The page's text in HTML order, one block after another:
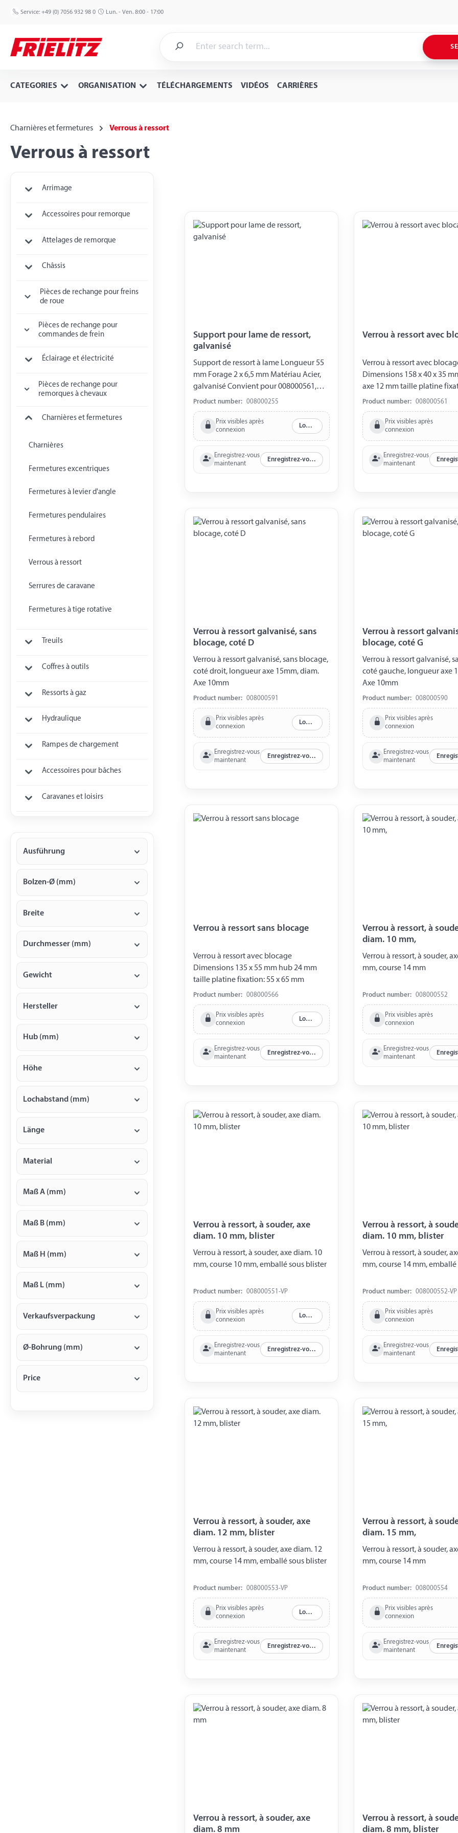
to main content
Skip to search
Skip to main navigation
Service: +49 (0) 7056 932 98 0 Lun. - Ven. 8:00 - 17:00
CATEGORIES ORGANISATION TÉLÉCHARGEMENTS VIDÉOS CARRIÈRES
Charnières et fermetures Verrous à ressort
Verrous à ressort
Arrimage
Accessoires pour remorque
Attelages de remorque
Châssis
Pièces de rechange pour freins
de roue
Pièces de rechange pour
commandes de frein
Éclairage et électricité
Pièces de rechange pour
remorques à chevaux
Charnières et fermetures
Charnières
Fermetures excentriques
Fermetures à levier d'angle
Fermetures pendulaires
Fermetures à rebord
Verrous à ressort
Serrures de caravane
Fermetures à tige rotative
Treuils
Coffres à outils
Ressorts à gaz
Hydraulique
Rampes de chargement
Accessoires pour bâches
Caravanes et loisirs
Ausführung
Bolzen-Ø (mm)
Breite
Durchmesser (mm)
Gewicht
Hersteller
Hub (mm)
Höhe
Lochabstand (mm)
Länge
Material
Maß A (mm)
Maß B (mm)
Maß H (mm)
Maß L (mm)
Verkaufsverpackung
Ø-Bohrung (mm)
Price
Support pour lame de ressort,
galvanisé
Support de ressort à lame Longueur 55
mm Forage 2 x 6,5 mm Matériau Acier,
galvanisé Convient pour 008000561,
008000562, 008000563
Product number: 008000255
Prix visibles après
connexion
Log in
Enregistrez-vous
maintenant
Enregistrez-vous maintenant
Verrou à ressort avec
Verrou à ressort avec
Dimensions 158 x 40 x 35
axe 12 mm taille platine fixation: 75 x 40
Product number: 008000561
Prix visibles après
connexion
Enregistrez-vous
maintenant
Verrou à ressort galvanisé, sans
blocage, coté D
Verrou à ressort galvanisé, sans blocage,
coté droit, longueur axe 15mm, diam.
Axe 10mm
Product number: 008000591
Prix visibles après
connexion
Log in
Enregistrez-vous
maintenant
Enregistrez-vous maintenant
Verrou à ressort
blocage, coté G
Verrou à ressort galvanisé,
coté gauche, longueur axe
Axe 10mm
Product number: 008000590
Prix visibles après
connexion
Enregistrez-vous
maintenant
Verrou à ressort sans blocage
Verrou à ressort avec blocage
Dimensions 135 x 55 mm hub 24 mm
taille platine fixation: 55 x 65 mm
Product number: 008000566
Prix visibles après
connexion
Log in
Enregistrez-vous
maintenant
Enregistrez-vous maintenant
Verrou à ressort, à souder,
diam. 10 mm,
Verrou à ressort, à souder, axe diam. 10
mm, course 14 mm
Product number: 008000552
Prix visibles après
connexion
Enregistrez-vous
maintenant
Verrou à ressort, à souder, axe
diam. 10 mm, blister
Verrou à ressort, à souder, axe diam. 10
mm, course 10 mm, emballé sous blister
Product number: 008000551-VP
Prix visibles après
connexion
Log in
Enregistrez-vous
maintenant
Enregistrez-vous maintenant
Verrou à ressort, à souder,
diam. 10 mm, blister
Verrou à ressort, à souder, axe diam. 10
mm, course 14 mm,
Product number: 008000552-VP
Prix visibles après
connexion
Enregistrez-vous
maintenant
Verrou à ressort, à souder, axe
diam. 12 mm, blister
Verrou à ressort, à souder, axe diam. 12
mm, course 14 mm, emballé sous blister
Product number: 008000553-VP
Prix visibles après
connexion
Log in
Enregistrez-vous
maintenant
Enregistrez-vous maintenant
Verrou à ressort, à souder,
diam. 15 mm,
Verrou à ressort, à souder, axe diam. 15
mm, course 14 mm
Product number: 008000554
Prix visibles après
connexion
Enregistrez-vous
maintenant
Verrou à ressort, à souder, axe
diam. 8 mm
Verrou à ressort, à souder,
diam. 8 mm, blister